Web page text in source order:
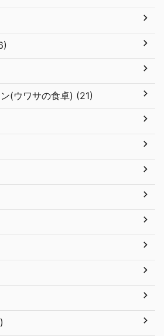
(ウワサの食卓) (21)